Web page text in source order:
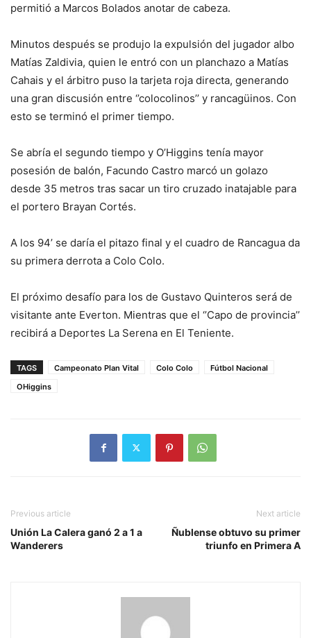
permitió a Marcos Bolados anotar de cabeza.
Minutos después se produjo la expulsión del jugador albo
Matías Zaldivia, quien le entró con un planchazo a Matías
Cahais y el árbitro puso la tarjeta roja directa, generando
una gran discusión entre ‘’colocolinos’’ y rancagüinos. Con
esto se terminó el primer tiempo.
Se abría el segundo tiempo y O’Higgins tenía mayor
posesión de balón, Facundo Castro marcó un golazo
desde 35 metros tras sacar un tiro cruzado inatajable para
el portero Brayan Cortés.
A los 94’ se daría el pitazo final y el cuadro de Rancagua da
su primera derrota a Colo Colo.
El próximo desafío para los de Gustavo Quinteros será de
visitante ante Everton. Mientras que el ‘’Capo de provincia’’
recibirá a Deportes La Serena en El Teniente.
TAGS Campeonato Plan Vital Colo Colo
Fútbol Nacional
OHiggins
Previous article
Unión La Calera ganó 2 a 1 a
Wanderers
Next article
Ñublense obtuvo su primer
triunfo en Primera A